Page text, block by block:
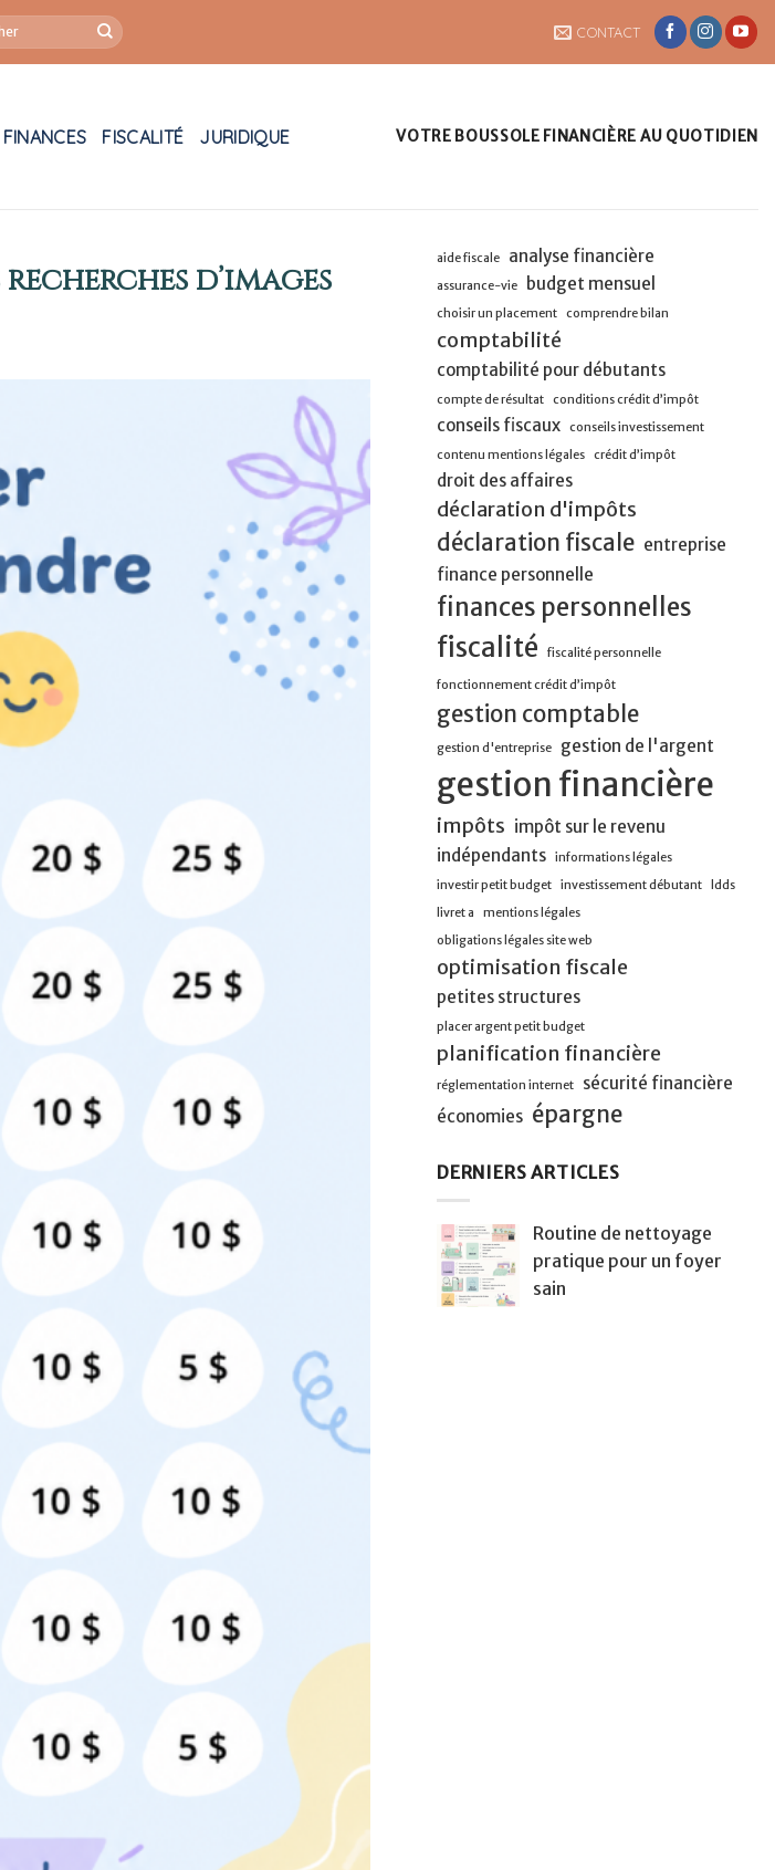
CONTACT
FINANCES FISCALITÉ JURIDIQUE VOTRE BOUSSOLE FINANCIÈRE AU QUOTIDIEN
d’images
aide fiscale analyse financière
assurance-vie budget mensuel
choisir un placement comprendre bilan
comptabilité
comptabilité pour débutants
compte de résultat conditions crédit d’impôt
conseils fiscaux
conseils investissement
contenu mentions légales
crédit d’impôt
droit des affaires
déclaration d'impôts
déclaration fiscale entreprise
finance personnelle
finances personnelles
fiscalité fiscalité personnelle
fonctionnement crédit d’impôt
gestion comptable
gestion d'entreprise gestion de l'argent
gestion financière
impôts impôt sur le revenu
indépendants
informations légales
investir petit budget
investissement débutant
ldds
livret a
mentions légales
obligations légales site web
optimisation fiscale
petites structures
placer argent petit budget
planification financière
réglementation internet
sécurité financière
économies épargne
DERNIERS ARTICLES
Routine de nettoyage
pratique pour un foyer
sain